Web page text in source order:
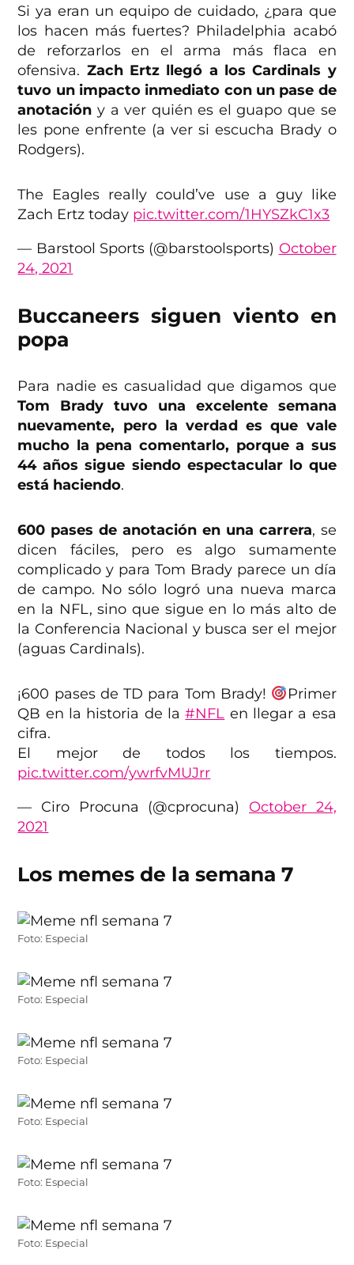
Si ya eran un equipo de cuidado, ¿para que
los hacen más fuertes? Philadelphia acabó
de reforzarlos en el arma más flaca en
ofensiva. Zach Ertz llegó a los Cardinals y
tuvo un impacto inmediato con un pase de
anotación y a ver quién es el guapo que se
les pone enfrente (a ver si escucha Brady o
Rodgers).
The Eagles really could’ve use a guy like
Zach Ertz today pic.twitter.com/1HYSZkC1x3
— Barstool Sports (@barstoolsports) October
24, 2021
Buccaneers siguen viento en
popa
Para nadie es casualidad que digamos que
Tom Brady tuvo una excelente semana
nuevamente, pero la verdad es que vale
mucho la pena comentarlo, porque a sus
44 años sigue siendo espectacular lo que
está haciendo.
600 pases de anotación en una carrera, se
dicen fáciles, pero es algo sumamente
complicado y para Tom Brady parece un día
de campo. No sólo logró una nueva marca
en la NFL, sino que sigue en lo más alto de
la Conferencia Nacional y busca ser el mejor
(aguas Cardinals).
¡600 pases de TD para Tom Brady!
Primer
QB en la historia de la#NFL en llegar a esa
cifra.
El mejor de todos los tiempos.
pic.twitter.com/ywrfvMUJrr
— Ciro Procuna (@cprocuna) October 24,
2021
Los memes de la semana 7
Foto: Especial
Foto: Especial
Foto: Especial
Foto: Especial
Foto: Especial
Foto: Especial